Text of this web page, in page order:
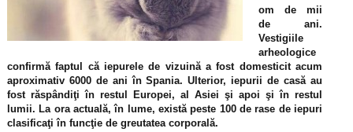
om de mii
de ani.
Vestigiile
arheologice
confirmă faptul că iepurele de vizuină a fost domesticit acum
aproximativ 6000 de ani în Spania. Ulterior, iepurii de casă au
fost răspândiţi în restul Europei, al Asiei şi apoi şi în restul
lumii. La ora actuală, în lume, există peste 100 de rase de iepuri
clasificaţi în funcţie de greutatea corporală.